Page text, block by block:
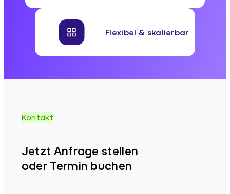
Flexibel & skalierbar
Kontakt
Jetzt Anfrage stellen
oder Termin buchen